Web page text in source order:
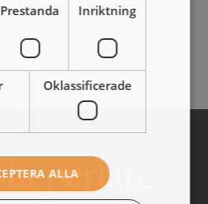
Prestanda Inriktning
Oklassificerade
ALLA